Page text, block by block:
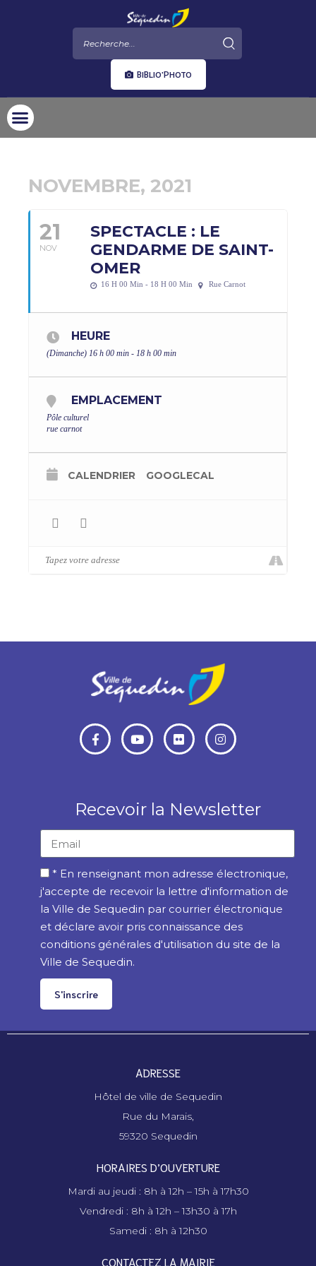
BIBLIO'PHOTO
NOVEMBRE, 2021
21
NOV
SPECTACLE : LE
GENDARME DE SAINT-
OMER
16 H 00 Min - 18 H 00 Min Rue Carnot
HEURE
(Dimanche) 16 h 00 min - 18 h 00 min
EMPLACEMENT
Pôle culturel
rue carnot
CALENDRIER GOOGLECAL
Recevoir la Newsletter
* En renseignant mon adresse électronique,
j'accepte de recevoir la lettre d'information de
la Ville de Sequedin par courrier électronique
et déclare avoir pris connaissance des
conditions générales d'utilisation du site de la
Ville de Sequedin.
S'inscrire
ADRESSE
Hôtel de ville de Sequedin
Rue du Marais,
59320 Sequedin
HORAIRES D’OUVERTURE
Mardi au jeudi : 8h à 12h – 15h à 17h30
Vendredi : 8h à 12h – 13h30 à 17h
Samedi : 8h à 12h30
CONTACTEZ LA MAIRIE